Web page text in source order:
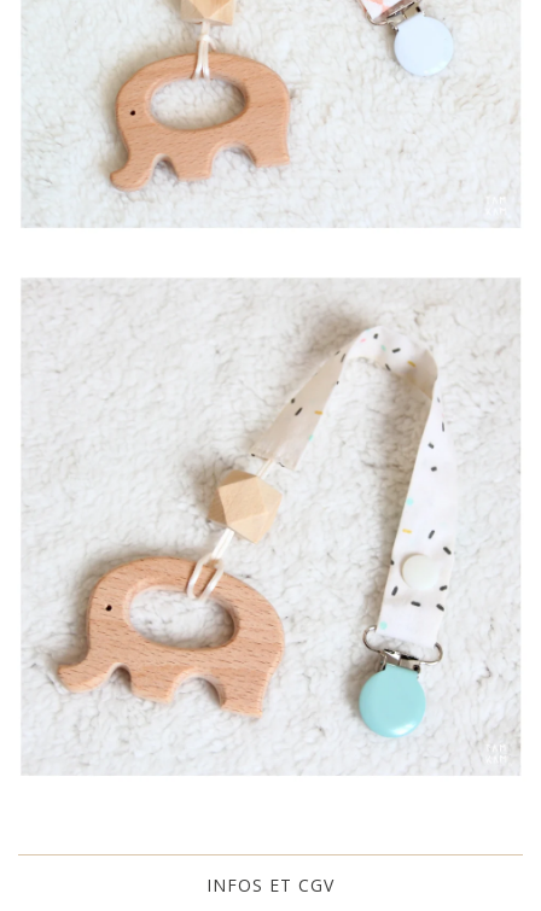
INFOS ET CGV